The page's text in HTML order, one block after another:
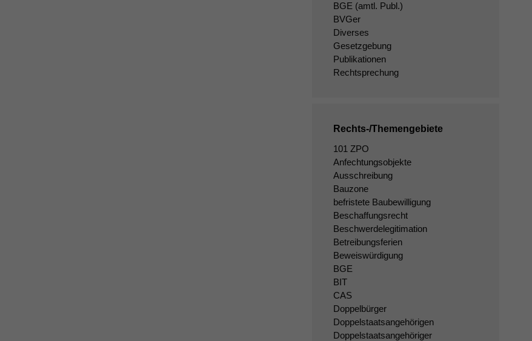
BGE (amtl. Publ.)
BVGer
Diverses
Gesetzgebung
Publikationen
Rechtsprechung
Rechts-/Themengebiete
101 ZPO
Anfechtungsobjekte
Ausschreibung
Bauzone
befristete Baubewilligung
Beschaffungsrecht
Beschwerdelegitimation
Betreibungsferien
Beweiswürdigung
BGE
BIT
CAS
Doppelbürger
Doppelstaatsangehörigen
Doppelstaatsangehöriger